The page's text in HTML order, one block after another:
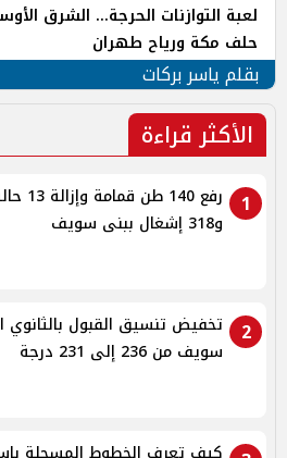
لعبة التوازنات الحرجة... الشرق
حلف مكة ورياح طهران
بقلم ياسر بركات
الأكثر قراءة
1
رفع 140
و318 إشغال ببنى سويف
2
تخفيض تنسيق القبول بالثانوي
سويف من 236 إلى 231 درجة